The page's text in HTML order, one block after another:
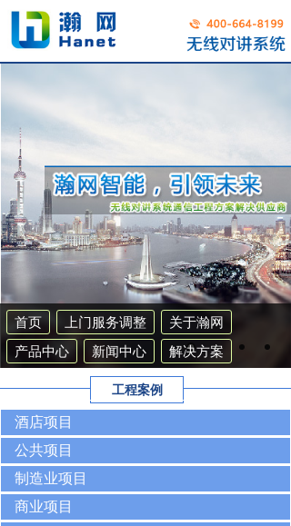
首页 上门服务调整
关于瀚网
产品中心
新闻中心
解决方案
联系我们 集群系统
工程案例
酒店项目
公共项目
制造业项目
商业项目